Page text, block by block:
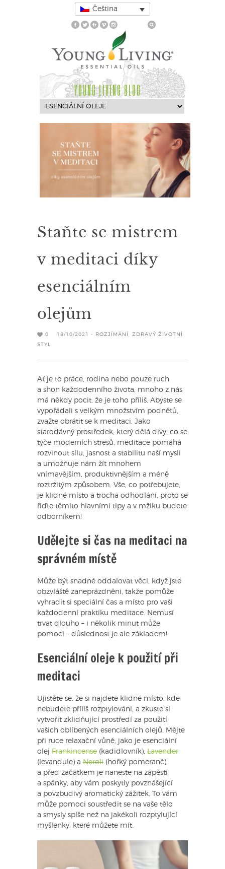
Čeština
YOUNG LIVING BLOG
Staňte se mistrem
v meditaci díky
esenciálním
olejům
0 18/10/2021 - ROZJÍMÁNÍ
ZDRAVÝ ŽIVOTNÍ
STYL
Ať je to práce, rodina nebo pouze ruch
a shon každodenního života, mnoho z nás
má někdy pocit, že je toho příliš. Abyste se
vypořádali s velkým množstvím podnětů,
zvažte obrátit se k meditaci. Jako
starodávný prostředek, který dělá divy, co se
týče moderních stresů, meditace pomáhá
rozvinout sílu, jasnost a stabilitu naší mysli
a umožňuje nám žít mnohem
vnímavějším, produktivnějším a méně
roztržitým způsobem. Vše, co potřebujete,
je klidné místo a trocha odhodlání, proto se
řiďte těmito hlavními tipy a v mžiku budete
odborníkem!
Udělejte si čas na meditaci na
správném místě
Může být snadné oddalovat věci, když jste
obzvláště zaneprázdněni, takže pomůže
vyhradit si speciální čas a místo pro vaši
každodenní praktiku meditace. Nemusí
trvat dlouho – i několik minut může
pomoci – důslednost je ale základem!
Esenciální oleje k použití při
meditaci
Ujistěte se, že si najdete klidné místo, kde
nebudete příliš rozptylováni, a zkuste si
vytvořit zklidňující prostředí za použití
vašich oblíbených esenciálních olejů. Mějte
při ruce relaxační vůně, jako je esenciální
olej Frankincense (kadidlovník), Lavender
(levandule) a Neroli (hořký pomeranč),
a před začátkem je naneste na zápěstí
a spánky, aby vám poskytly povznášející
a povzbudivý aromatický zážitek. To vám
může pomoci soustředit se na vaše tělo
a smysly spíše než na jakékoli rozptylující
myšlenky, které můžete mít.